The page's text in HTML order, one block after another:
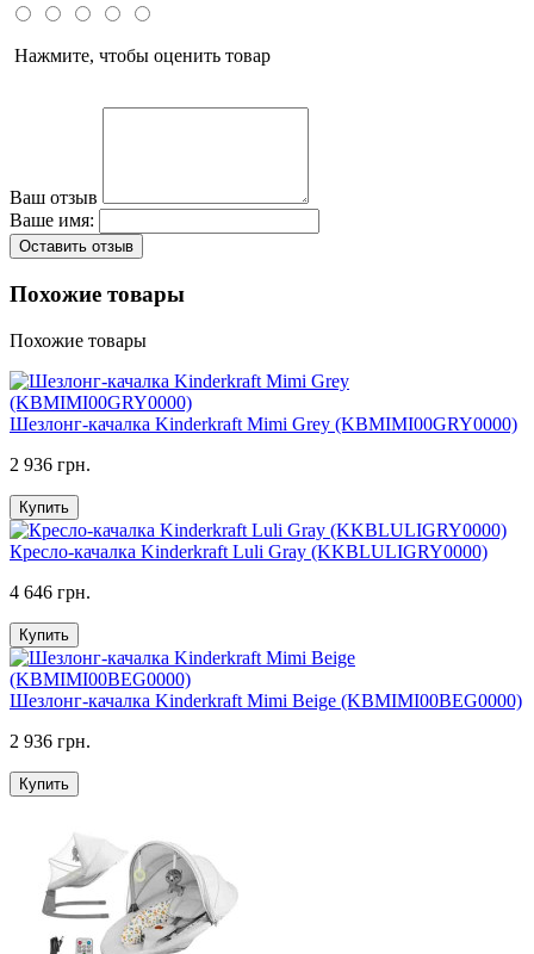
Нажмите, чтобы оценить товар
Ваш отзыв
Ваше имя:
Оставить отзыв
Похожие товары
Похожие товары
Шезлонг-качалка Kinderkraft Mimi Grey (KBMIMI00GRY0000)
2 936 грн.
Купить
Кресло-качалка Kinderkraft Luli Gray (KKBLULIGRY0000)
4 646 грн.
Купить
Шезлонг-качалка Kinderkraft Mimi Beige (KBMIMI00BEG0000)
2 936 грн.
Купить